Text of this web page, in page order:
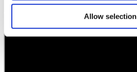
Allow selection